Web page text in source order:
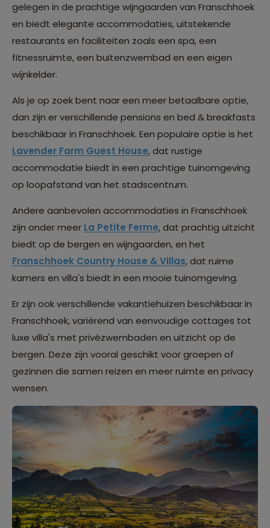
gelegen in de prachtige wijngaarden van Franschhoek
en biedt elegante accommodaties, uitstekende
restaurants en faciliteiten zoals een spa, een
fitnessruimte, een buitenzwembad en een eigen
wijnkelder.
Als je op zoek bent naar een meer betaalbare optie,
dan zijn er verschillende pensions en bed & breakfasts
beschikbaar in Franschhoek. Een populaire optie is het
Lavender Farm Guest House, dat rustige
accommodatie biedt in een prachtige tuinomgeving
op loopafstand van het stadscentrum.
Andere aanbevolen accommodaties in Franschhoek
zijn onder meer La Petite Ferme, dat prachtig uitzicht
biedt op de bergen en wijngaarden, en het
Franschhoek Country House & Villas, dat ruime
kamers en villa's biedt in een mooie tuinomgeving.
Er zijn ook verschillende vakantiehuizen beschikbaar in
Franschhoek, variërend van eenvoudige cottages tot
luxe villa's met privézwembaden en uitzicht op de
bergen. Deze zijn vooral geschikt voor groepen of
gezinnen die samen reizen en meer ruimte en privacy
wensen.